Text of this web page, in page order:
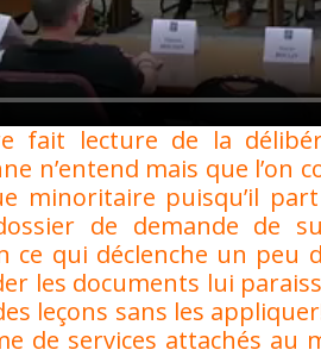
fait lecture de la
n’entend mais que l’on
minoritaire puisqu’il
de demande de
ce qui déclenche un peu
les documents lui
leçons sans les
de services attachés